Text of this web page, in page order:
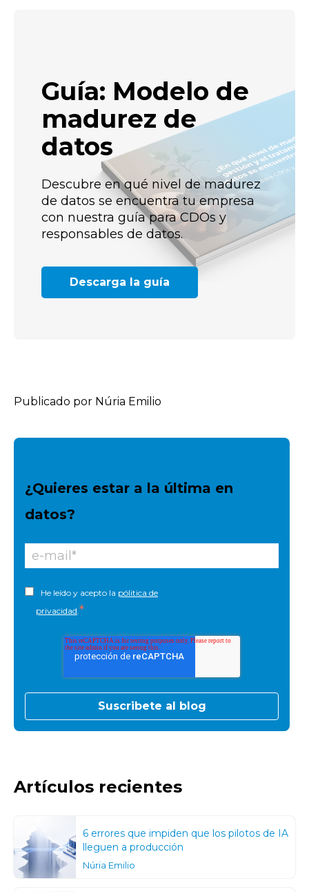
Guía: Modelo de
madurez de
datos
Descubre en qué nivel de madurez
de datos se encuentra tu empresa
con nuestra guía para CDOs y
responsables de datos.
Descarga la guía
Publicado por Núria Emilio
¿Quieres estar a la última en
datos?
He leído y acepto la pólitica de
privacidad *
Artículos recientes
6 errores que impiden que los pilotos de IA
lleguen a producción
Núria Emilio